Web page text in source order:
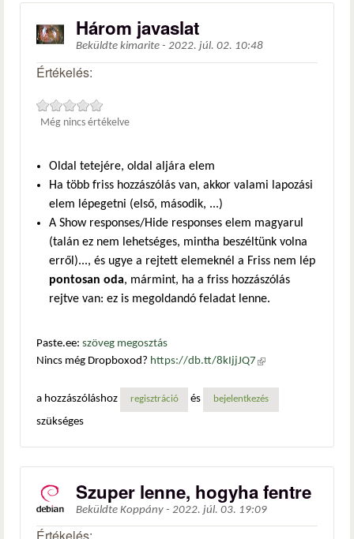
Három javaslat
Beküldte kimarite - 2022. júl. 02. 10:48
Értékelés:
Még nincs értékelve
Oldal tetejére, oldal aljára elem
Ha több friss hozzászólás van, akkor valami lapozási
elem lépegetni (első, második, ...)
A Show responses/Hide responses elem magyarul
(talán ez nem lehetséges, mintha beszéltünk volna
erről)..., és ugye a rejtett elemeknél a Friss nem lép
pontosan oda, mármint, ha a friss hozzászólás
rejtve van: ez is megoldandó feladat lenne.
Paste.ee: szöveg megosztás
Nincs még Dropboxod? https://db.tt/8kIjjJQ7 (külső
a hozzászóláshoz
regisztráció és bejelentkezés
szükséges
Szuper lenne, hogyha fentre
Beküldte Koppány - 2022. júl. 03. 19:09